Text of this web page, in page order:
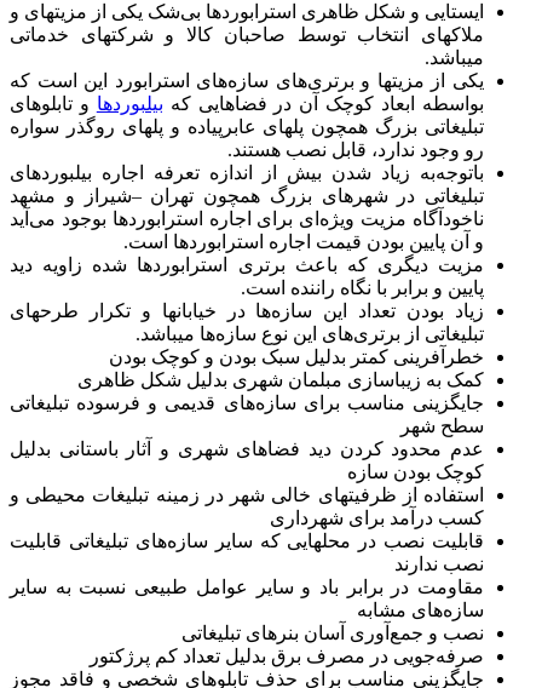
ایستایی و شکل ظاهری استرابوردها بی‌شک یکی از مزیتهای و
ملاکهای انتخاب توسط صاحبان کالا و شرکتهای خدماتی
میباشد.
یکی از مزیتها و برتری‌های سازه‌های استرابورد این است که
بواسطه ابعاد کوچک آن در فضاهایی که بیلبوردها و تابلوهای
تبلیغاتی بزرگ همچون پلهای عابرپیاده و پلهای روگذر سواره
رو وجود ندارد، قابل نصب هستند.
باتوجه‌به زیاد شدن بیش از اندازه تعرفه اجاره بیلبوردهای
تبلیغاتی در شهرهای بزرگ همچون تهران –شیراز و مشهد
ناخودآگاه مزیت ویژه‌ای برای اجاره استرابوردها بوجود می‌آید
و آن پایین بودن قیمت اجاره استرابوردها است.
مزیت دیگری که باعث برتری استرابوردها شده زاویه دید
پایین و برابر با نگاه راننده است.
زیاد بودن تعداد این سازه‌ها در خیابانها و تکرار طرحهای
تبلیغاتی از برتری‌های این نوع سازه‌ها میباشد.
خطرآفرینی کمتر بدلیل سبک بودن و کوچک بودن
کمک به زیباسازی مبلمان شهری بدلیل شکل ظاهری
جایگزینی مناسب برای سازه‌های قدیمی و فرسوده تبلیغاتی
سطح شهر
عدم محدود کردن دید فضاهای شهری و آثار باستانی بدلیل
کوچک بودن سازه
استفاده از ظرفیتهای خالی شهر در زمینه تبلیغات محیطی و
کسب درآمد برای شهرداری
قابلیت نصب در محلهایی که سایر سازه‌های تبلیغاتی قابلیت
نصب ندارند
مقاومت در برابر باد و سایر عوامل طبیعی نسبت به سایر
سازه‌های مشابه
نصب و جمع‌آوری آسان بنرهای تبلیغاتی
صرفه‌جویی در مصرف برق بدلیل تعداد کم پرژکتور
جایگزینی مناسب برای حذف تابلوهای شخصی و فاقد مجوز